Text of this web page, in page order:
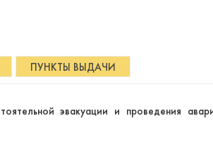
ПУНКТЫ ВЫДАЧИ
эвакуации и проведения